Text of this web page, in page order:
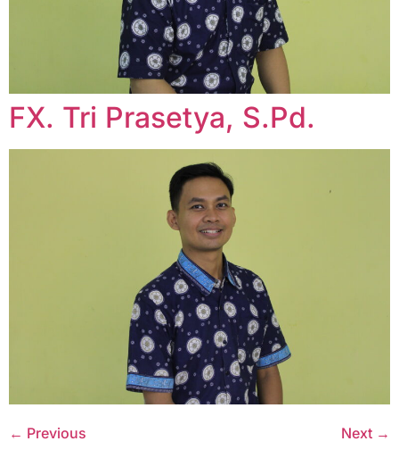
FX. Tri Prasetya, S.Pd.
← Previous Next →